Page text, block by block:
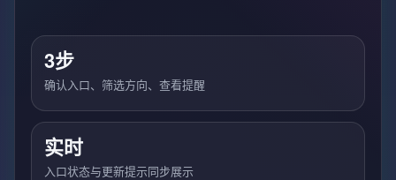
3步
确认入口、筛选方向、查看提醒
实时
入口状态与更新提示同步展示